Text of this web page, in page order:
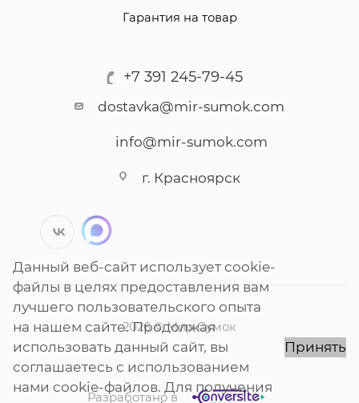
Гарантия на товар
+7 391 245-79-45
dostavka@mir-sumok.com
info@mir-sumok.com
г. Красноярск
2026 © Мир Сумок
Разработано в
Данный веб-сайт использует cookie-
файлы в целях предоставления вам
лучшего пользовательского опыта
на нашем сайте. Продолжая
использовать данный сайт, вы
соглашаетесь с использованием
нами cookie-файлов. Для получения
Принять